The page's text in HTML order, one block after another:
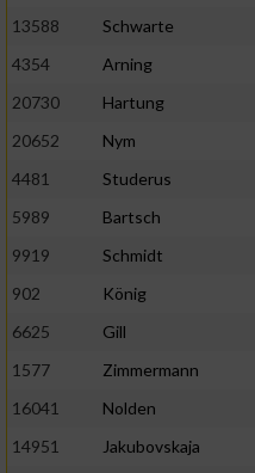
13588
Schwarte
4354
Arning
20730
Hartung
20652
Nym
4481
Studerus
5989
Bartsch
9919
Schmidt
902
König
6625
Gill
1577
Zimmermann
16041
Nolden
14951
Jakubovskaja